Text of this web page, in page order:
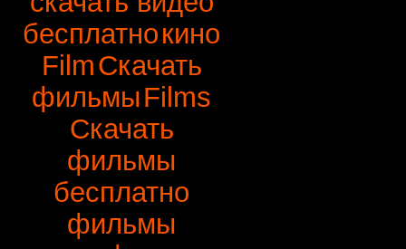
бесплатнокино
FilmСкачать
фильмыFilms
Скачать
фильмы
бесплатно
фильмы